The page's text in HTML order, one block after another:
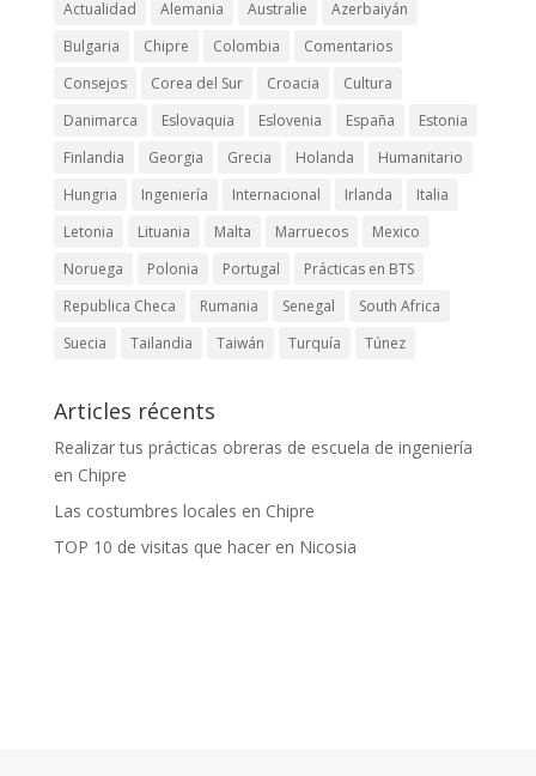
Actualidad Alemania Australie
Azerbaiyán
Bulgaria
Chipre Colombia
Comentarios
Consejos
Corea del Sur Croacia
Cultura
Danimarca
Eslovaquia Eslovenia España
Estonia
Finlandia
Georgia Grecia Holanda
Humanitario
Hungria
Ingeniería Internacional Irlanda
Italia
Letonia
Lituania Malta Marruecos
Mexico
Noruega
Polonia Portugal
Prácticas en BTS
Republica Checa
Rumania Senegal
South Africa
Suecia
Tailandia Taiwán Turquía Túnez
Articles récents
Realizar tus prácticas obreras de escuela de ingeniería
en Chipre
Las costumbres locales en Chipre
TOP 10 de visitas que hacer en Nicosia